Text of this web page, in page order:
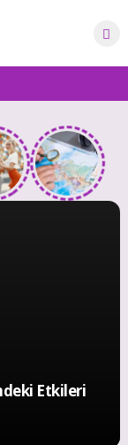
Etkileri